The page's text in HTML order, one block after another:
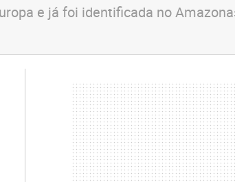
e já foi identificada no